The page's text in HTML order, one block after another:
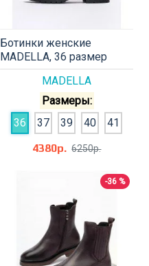
MADELLA
Ботинки женские
MADELLA, 36 размер
Размеры:
36
37 39 40
41
4380р. 6250р.
-36 %